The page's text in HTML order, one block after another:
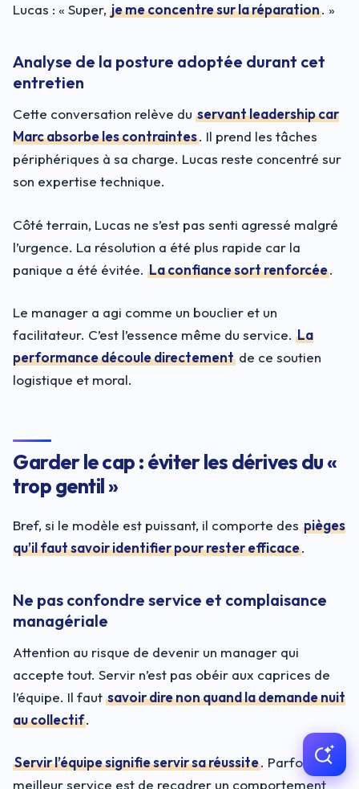
Lucas : « Super, je me concentre sur la réparation. »
Analyse de la posture adoptée durant cet
entretien
Cette conversation relève du servant leadership car
Marc absorbe les contraintes. Il prend les tâches
périphériques à sa charge. Lucas reste concentré sur
son expertise technique.
Côté terrain, Lucas ne s’est pas senti agressé malgré
l’urgence. La résolution a été plus rapide car la
panique a été évitée. La confiance sort renforcée.
Le manager a agi comme un bouclier et un
facilitateur. C’est l’essence même du service. La
performance découle directement de ce soutien
logistique et moral.
Garder le cap : éviter les dérives du «
trop gentil »
Bref, si le modèle est puissant, il comporte des pièges
qu’il faut savoir identifier pour rester efficace.
Ne pas confondre service et complaisance
managériale
Attention au risque de devenir un manager qui
accepte tout. Servir n’est pas obéir aux caprices de
l’équipe. Il faut savoir dire non quand la demande nuit
au collectif.
Servir l’équipe signifie servir sa réussite. Parfois, le
meilleur service est de recadrer un comportement